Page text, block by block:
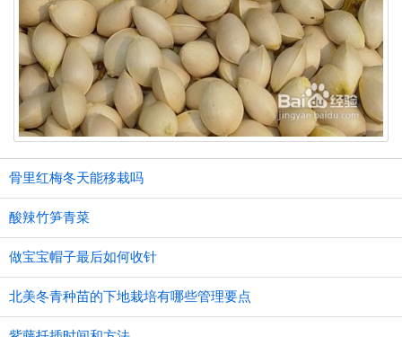
骨里红梅冬天能移栽吗
酸辣竹笋青菜
做宝宝帽子最后如何收针
北美冬青种苗的下地栽培有哪些管理要点